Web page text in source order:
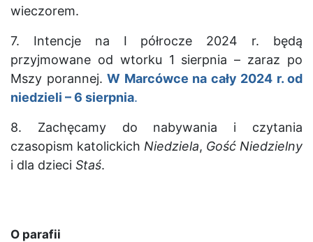
wieczorem.
7. Intencje na I półrocze 2024 r. będą
przyjmowane od wtorku 1 sierpnia – zaraz po
Mszy porannej. W Marcówce na cały 2024 r. od
niedzieli –6 sierpnia.
8. Zachęcamy do nabywania i czytania
czasopism katolickich Niedziela, Gość Niedzielny
i dla dzieci Staś.
O parafii